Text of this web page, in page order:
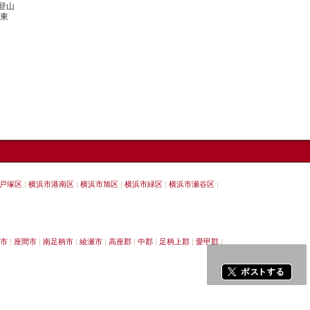
山
塚区 横浜市港南区 横浜市旭区 横浜市緑区
横浜市瀬谷区
座間市 南足柄市 綾瀬市 高座郡 中郡 足柄上郡
愛甲郡